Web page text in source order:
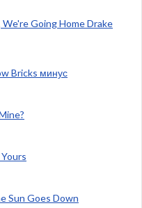
Going Home Drake
Bricks минус
Sun Goes Down